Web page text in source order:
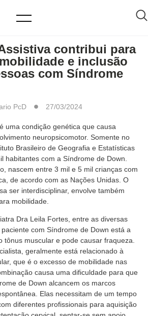
contribui para
e inclusão
com Síndrome
PcD 27/03/2024
uma condição genética que causa
neuropsicomotor. Somente no
Brasileiro de Geografia e Estatísticas
habitantes com a Síndrome de Down.
nascem entre 3 mil e 5 mil crianças com
de acordo com as Nações Unidas. O
ser interdisciplinar, envolve também
mobilidade.
Dra Leila Fortes, entre as diversas
com Síndrome de Down está a
tônus muscular e pode causar fraqueza.
geralmente está relacionado à
que é o excesso de mobilidade nas
causa uma dificuldade para que
de Down alcancem os marcos
Elas necessitam de um tempo
diferentes profissionais para aquisição